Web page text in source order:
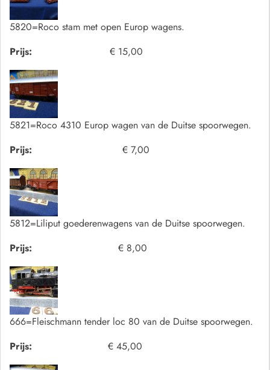
5820=Roco stam met open Europ wagens.
Prijs:
€ 15,00
5821=Roco 4310 Europ wagen van de Duitse spoorwegen.
Prijs:
€ 7,00
5812=Liliput goederenwagens van de Duitse spoorwegen.
Prijs:
€ 8,00
666=Fleischmann tender loc 80 van de Duitse spoorwegen.
Prijs:
€ 45,00